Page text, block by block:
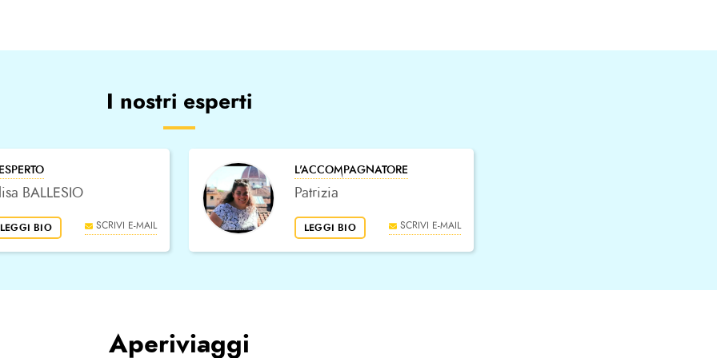
I nostri esperti
BALLESIO
LEGGI BIO SCRIVI E-MAIL
L'ACCOMPAGNATORE
Patrizia
LEGGI BIO SCRIVI E-MAIL
Aperiviaggi